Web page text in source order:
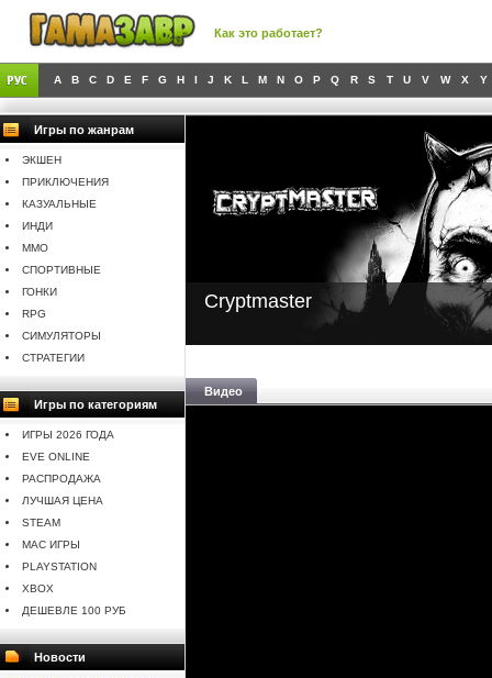
Как это работает?
A B C D E F G H I J K L M N O P Q R S T U V W X Y
Игры по жанрам
ЭКШЕН
ПРИКЛЮЧЕНИЯ
КАЗУАЛЬНЫЕ
ИНДИ
MMO
СПОРТИВНЫЕ
ГОНКИ
RPG
СИМУЛЯТОРЫ
СТРАТЕГИИ
Игры по категориям
ИГРЫ 2026 ГОДА
EVE ONLINE
РАСПРОДАЖА
ЛУЧШАЯ ЦЕНА
STEAM
MAC ИГРЫ
PLAYSTATION
XBOX
ДЕШЕВЛЕ 100 РУБ
Новости
Cryptmaster
Видео